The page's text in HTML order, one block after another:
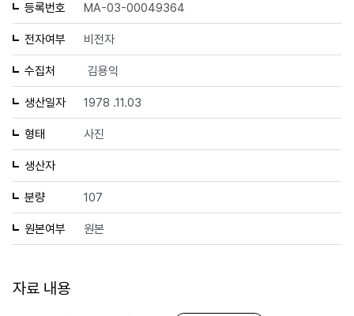
등록번호 MA-03-00049364
전자여부 비전자
수집처 김용익
생산일자 1978 .11.03
형태 사진
생산자
분량 107
원본여부 원본
자료 내용